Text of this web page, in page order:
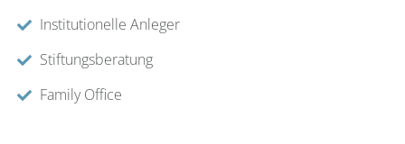
Institutionelle Anleger
Stiftungsberatung
Family Office